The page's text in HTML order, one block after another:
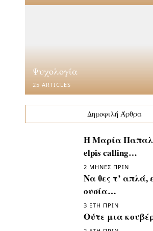
Ψυχολογία
25 ARTICLES
Δημοφιλή Άρθρα
Η Μαρία
elpis calling…
2 ΜΉΝΕΣ ΠΡΙΝ
Να θες τ’ απλά,
ουσία…
3 ΈΤΗ ΠΡΙΝ
Ούτε μια